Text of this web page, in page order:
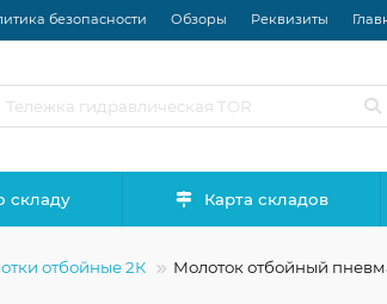
безопасности Обзоры Реквизиты
складу Карта складов
отбойные 2К Молоток отбойный